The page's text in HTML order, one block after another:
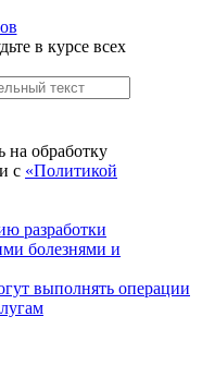
в курсе всех
на обработку
с «Политикой
разработки
болезнями и
выполнять операции